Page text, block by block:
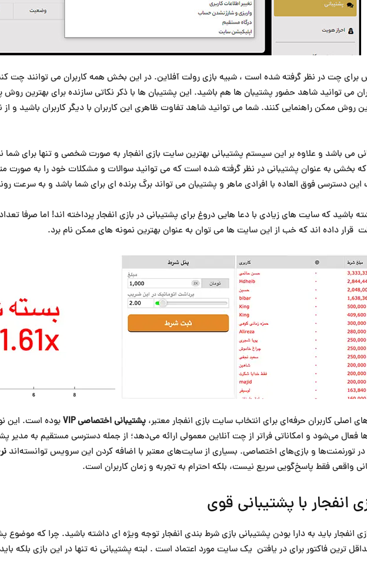
برای چت در نظر گرفته شده است ، شبیه بازی رولت آفلاین. در این بخش همه کاربران می توانند چت
می توانید شاهد حضور پشتیبان ها هم باشید. این پشتیبان ها با ذکر نکاتی سازنده برای بهترین
روش ممکن راهنمایی کنند. شما می توانید شاهد تفاوت ظاهری این کاربران با دیگر کاربران باشید و
می باشد و علاوه بر این سیستم پشتیبانی بهترین سایت بازی انفجار به صورت شخصی و تنها برای شما
بخشی به عنوان پشتیبانی در نظر گرفته شده است که می توانید سوالات و مشکلات خود را به صورت
دسترسی فوق العاده با افرادی ماهر و پشتیبان می تواند برگ برنده ای برای شما باشد و به سرعت
باشید که سایت های زیادی با دعا هایی دروغ برای پشتیبانی در بازی انفجار پرداخته اند! اما صرفا
قرار داده اند که خب از این سایت ها می توان به عنوان بهترین نمونه های ممکن نام برد.
اصلی کاربران حرفه‌ای برای انتخاب سایت بازی انفجار معتبر، پشتیبانی اختصاصی VIP
بوده است. این
فعال می‌شود و امکاناتی فراتر از چت آنلاین معمولی ارائه می‌دهد؛ از جمله دسترسی مستقیم به
تورنمنت‌ها و بازی‌های اختصاصی. بسیاری از سایت‌های معتبر با اضافه کردن این سرویس توانسته‌اند
واقعی فقط پاسخ‌گویی سریع نیست، بلکه احترام به تجربه و زمان کاربران است.
انفجار با پشتیبانی قوی
انفجار باید به دارا بودن پشتیبانی بازی شرط بندی انفجار توجه ویژه ای داشته باشید. چرا که
ترین فاکتور برای در یافتن یک سایت مورد اعتماد است . لبته پشتیبانی نه تنها در این بازی